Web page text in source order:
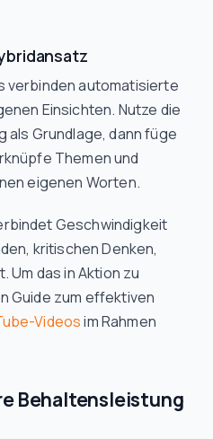
verbinden automatisierte
Einsichten. Nutze die
als Grundlage, dann füge
Themen und
eigenen Worten.
Geschwindigkeit
kritischen Denken,
Um das in Aktion zu
Guide zum effektiven
Videosim Rahmen
Behaltensleistung